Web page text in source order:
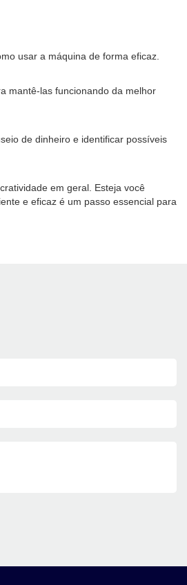
usar a máquina de forma eficaz.
mantê-las funcionando da melhor
de dinheiro e identificar possíveis
em geral. Esteja você
e eficaz é um passo essencial para